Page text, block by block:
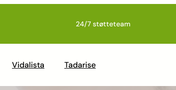
24/7 støtteteam
Vidalista Tadarise